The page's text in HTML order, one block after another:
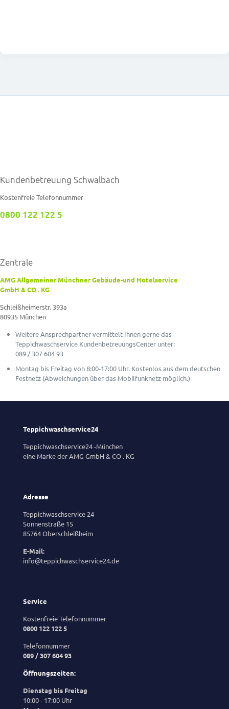
Kundenbetreuung Schwalbach
Kostenfreie Telefonnummer
0800 122 122 5
Zentrale
AMG Allgemeiner Münchner Gebäude-und Hotelservice
GmbH & CO . KG
Schleißheimerstr. 393a
80935 München
Weitere Ansprechpartner vermittelt Ihnen gerne das
Teppichwaschservice KundenbetreuungsCenter unter:
089 / 307 604 93
Montag bis Freitag von 8:00-17:00 Uhr. Kostenlos aus dem deutschen
Festnetz (Abweichungen über das Mobilfunknetz möglich.)
Teppichwaschservice24
Teppichwaschservice24 -München
eine Marke der AMG GmbH & CO . KG
Adresse
Teppichwaschservice 24
Sonnenstraße 15
85764 Oberschleißheim
E-Mail:
info@teppichwaschservice24.de
Service
Kostenfreie Telefonnummer
0800 122 122 5
Telefonnummer
089 / 307 604 93
Öffnungszeiten:
Dienstag bis Freitag
10:00 - 17:00 Uhr